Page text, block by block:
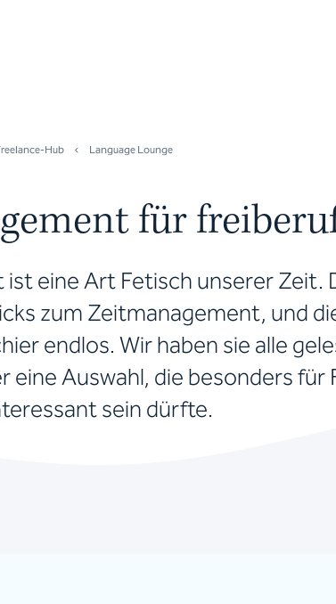
Hub Language Lounge
für
eine Art Fetisch unserer Zeit.
zum Zeitmanagement, und
endlos. Wir haben sie alle
eine Auswahl, die besonders für
sein dürfte.